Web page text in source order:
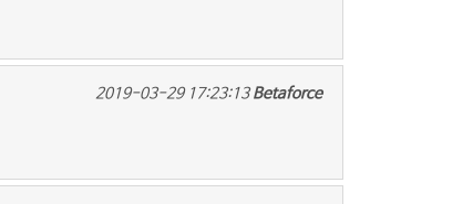
2019-03-29 17:23:13 Betaforce